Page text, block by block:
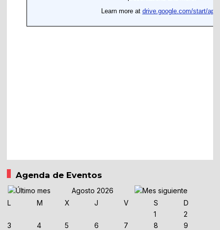
Agenda de Eventos
Agosto 2026
L
M X J V S
D
1
2
3
4 5 6 7 8
9